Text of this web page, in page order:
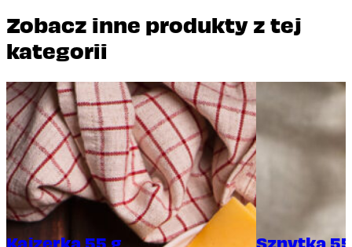
Zobacz inne produkty z tej
kategorii
Kajzerka 55 g Sznytka